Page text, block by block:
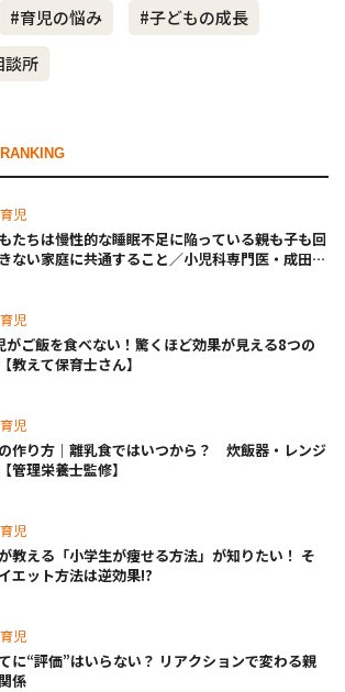
#育児の悩み
#子どもの成長
談所
RANKING
育児
たちは慢性的な睡眠不足に陥っている――親も子も回
ない家庭に共通すること／小児科専門医・成田奈
育児
がご飯を食べない！驚くほど効果が見える8つの
教えて保育士さん】
育児
作り方｜離乳食ではいつから？ 炊飯器・レンジ
管理栄養士監修】
育児
教える「小学生が痩せる方法」が知りたい！ そ
エット方法は逆効果!?
育児
に“評価”はいらない？ リアクションで変わる親
係